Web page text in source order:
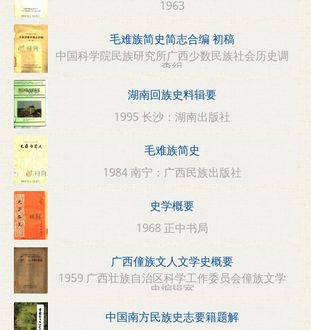
1963
毛难族简史简志合编 初稿
中国科学院民族研究所广西少数民族社会历史调
查组
湖南回族史料辑要
1995 长沙：湖南出版社
毛难族简史
1984 南宁：广西民族出版社
史学概要
1968 正中书局
广西僮族文人文学史概要
1959 广西壮族自治区科学工作委员会僮族文学
史编辑室
中国南方民族史志要籍题解